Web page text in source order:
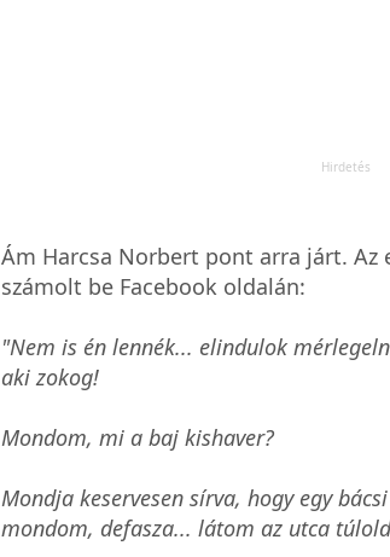
Ám Harcsa Norbert pont arra járt. Az
számolt be Facebook oldalán:
"Nem is én lennék... elindulok
aki zokog!
Mondom, mi a baj kishaver?
Mondja keservesen sírva, hogy egy
mondom, defasza... látom az utca